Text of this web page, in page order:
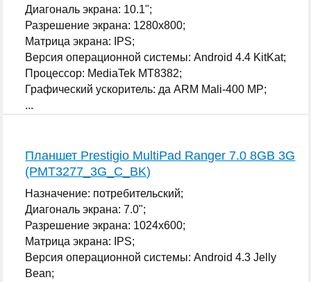
Диагональ экрана: 10.1";
Разрешение экрана: 1280x800;
Матрица экрана: IPS;
Версия операционной системы: Android 4.4 KitKat;
Процессор: MediaTek MT8382;
Графический ускоритель: да ARM Mali-400 MP;
...
Планшет Prestigio MultiPad Ranger 7.0 8GB 3G
(PMT3277_3G_C_BK)
Назначение: потребительский;
Диагональ экрана: 7.0";
Разрешение экрана: 1024x600;
Матрица экрана: IPS;
Версия операционной системы: Android 4.3 Jelly
Bean;